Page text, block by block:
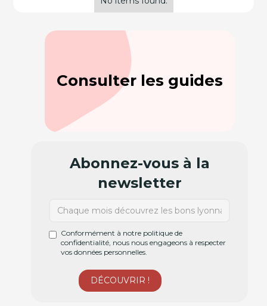
Consulter les guides
Abonnez-vous à la
newsletter
Conformément à notre politique de
confidentialité, nous nous engageons à respecter
vos données personnelles.